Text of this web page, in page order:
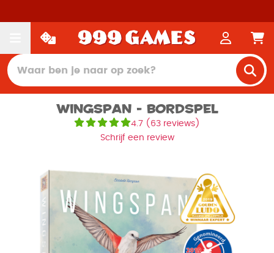
Wingspan - Bordspel
4.7 ( 63 reviews)
Schrijf een review